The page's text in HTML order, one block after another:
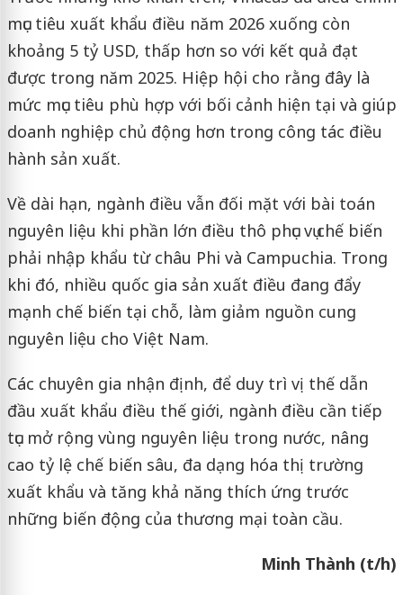
mục tiêu xuất khẩu điều năm 2026 xuống còn
khoảng 5 tỷ USD, thấp hơn so với kết quả đạt
được trong năm 2025. Hiệp hội cho rằng đây là
mức mục tiêu phù hợp với bối cảnh hiện tại và giúp
doanh nghiệp chủ động hơn trong công tác điều
hành sản xuất.
Về dài hạn, ngành điều vẫn đối mặt với bài toán
nguyên liệu khi phần lớn điều thô phục vụ chế biến
phải nhập khẩu từ châu Phi và Campuchia. Trong
khi đó, nhiều quốc gia sản xuất điều đang đẩy
mạnh chế biến tại chỗ, làm giảm nguồn cung
nguyên liệu cho Việt Nam.
Các chuyên gia nhận định, để duy trì vị thế dẫn
đầu xuất khẩu điều thế giới, ngành điều cần tiếp
tục mở rộng vùng nguyên liệu trong nước, nâng
cao tỷ lệ chế biến sâu, đa dạng hóa thị trường
xuất khẩu và tăng khả năng thích ứng trước
những biến động của thương mại toàn cầu.
Minh Thành (t/h)